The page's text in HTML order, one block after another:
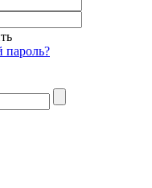
пароль?